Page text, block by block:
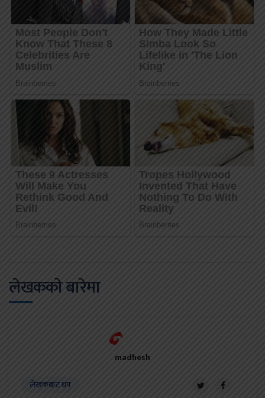
लेखकको बारेमा
madhesh
लेखकबाट थप